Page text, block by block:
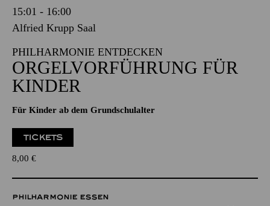
15:01 - 16:00
Alfried Krupp Saal
PHILHARMONIE ENTDECKEN
ORGELVORFÜHRUNG FÜR
KINDER
Für Kinder ab dem Grundschulalter
TICKETS
8,00 €
PHILHARMONIE ESSEN